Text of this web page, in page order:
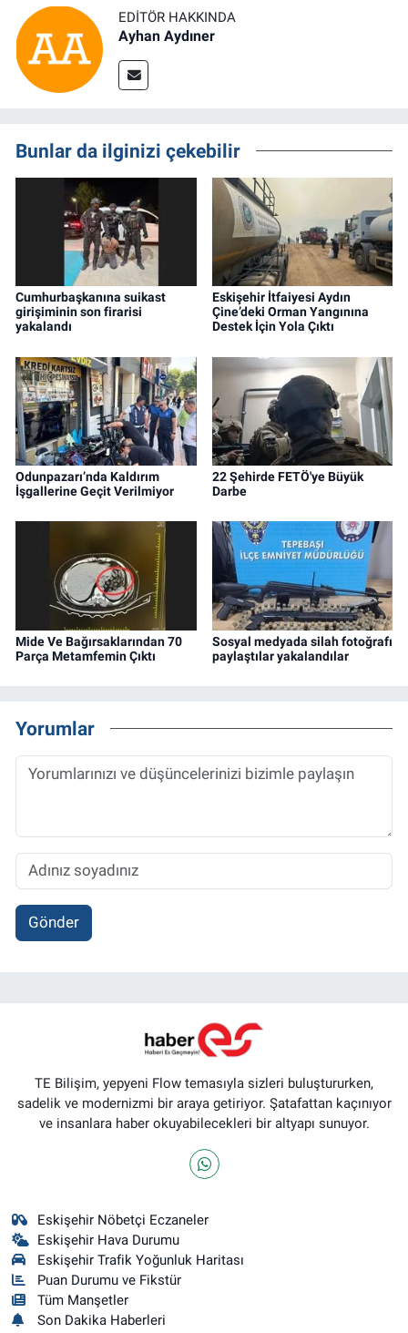
EDITÖR HAKKINDA
Ayhan Aydıner
Bunlar da ilginizi çekebilir
Cumhurbaşkanına suikast
girişiminin son firarisi
yakalandı
Eskişehir İtfaiyesi Aydın
Çine’deki Orman Yangınına
Destek İçin Yola Çıktı
Odunpazarı’nda Kaldırım
İşgallerine Geçit Verilmiyor
22 Şehirde FETÖ'ye Büyük
Darbe
Mide Ve Bağırsaklarından 70
Parça Metamfemin Çıktı
Sosyal medyada silah fotoğrafı
paylaştılar yakalandılar
Yorumlar
Gönder
TE Bilişim, yepyeni Flow temasıyla sizleri buluştururken,
sadelik ve modernizmi bir araya getiriyor. Şatafattan kaçınıyor
ve insanlara haber okuyabilecekleri bir altyapı sunuyor.
Eskişehir Nöbetçi Eczaneler
Eskişehir Hava Durumu
Eskişehir Trafik Yoğunluk Haritası
Puan Durumu ve Fikstür
Tüm Manşetler
Son Dakika Haberleri